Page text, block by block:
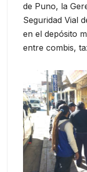
de Puno, la
Seguridad Vial
en el depósito
entre combis,